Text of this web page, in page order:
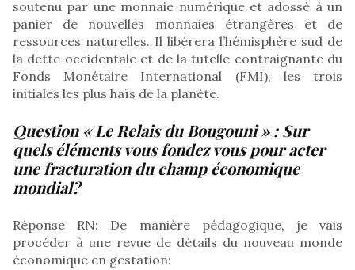
soutenu par une monnaie numérique et adossé à un
panier de nouvelles monnaies étrangères et de
ressources naturelles. Il libérera l’hémisphère sud de
la dette occidentale et de la tutelle contraignante du
Fonds Monétaire International (FMI), les trois
initiales les plus haïs de la planète.
Question « Le Relais du Bougouni » :Sur
quels éléments vous fondez vous pour acter
une fracturation du champ économique
mondial?
Réponse RN: De manière pédagogique, je vais
procéder à une revue de détails du nouveau monde
économique en gestation: